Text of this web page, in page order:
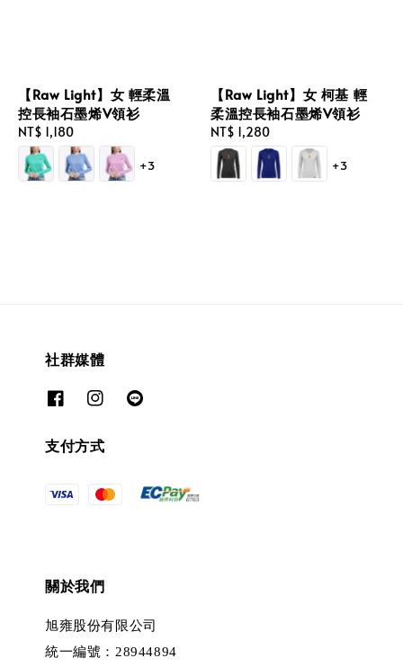
【Raw Light】女 輕柔溫
控長袖石墨烯V領衫
Regular
price
NT$ 1,180
+3
【Raw Light】女 柯基 輕
柔溫控長袖石墨烯V領衫
Regular
price
NT$ 1,280
+3
社群媒體
支付方式
關於我們
旭雍股份有限公司
統一編號：28944894